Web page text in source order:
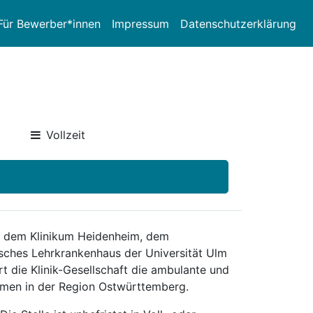
Bewerber*innen Impressum Datenschutzerklärung
Vollzeit
Klinikum Heidenheim, dem
Lehrkrankenhaus der Universität Ulm
die Klinik-Gesellschaft die ambulante und
in der Region Ostwürttemberg.